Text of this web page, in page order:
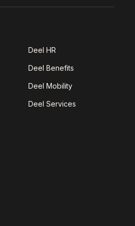
Deel HR
Deel Benefits
Deel Mobility
Deel Services